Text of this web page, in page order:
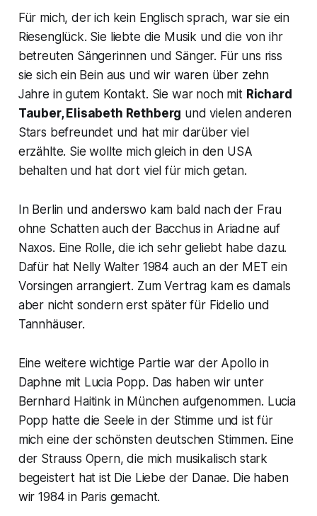
Für mich, der ich kein Englisch sprach, war sie ein
Riesenglück. Sie liebte die Musik und die von ihr
betreuten Sängerinnen und Sänger. Für uns riss
sie sich ein Bein aus und wir waren über zehn
Jahre in gutem Kontakt. Sie war noch mit Richard
Tauber, Elisabeth Rethberg und vielen anderen
Stars befreundet und hat mir darüber viel
erzählte. Sie wollte mich gleich in den USA
behalten und hat dort viel für mich getan.
In Berlin und anderswo kam bald nach der Frau
ohne Schatten auch der Bacchus in Ariadne auf
Naxos. Eine Rolle, die ich sehr geliebt habe dazu.
Dafür hat Nelly Walter 1984 auch an der MET ein
Vorsingen arrangiert. Zum Vertrag kam es damals
aber nicht sondern erst später für Fidelio und
Tannhäuser.
Eine weitere wichtige Partie war der Apollo in
Daphne mit Lucia Popp. Das haben wir unter
Bernhard Haitink in München aufgenommen. Lucia
Popp hatte die Seele in der Stimme und ist für
mich eine der schönsten deutschen Stimmen. Eine
der Strauss Opern, die mich musikalisch stark
begeistert hat ist Die Liebe der Danae. Die haben
wir 1984 in Paris gemacht.